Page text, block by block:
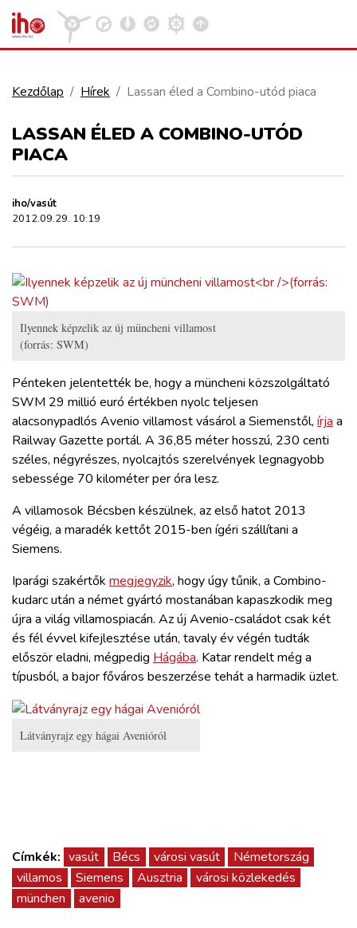
REPÜLÉS
ELLÁTÁSI LÁNC
HAJÓZÁS
BLOG
ARCHÍVUM
WEBSHOP
BELÉPÉS
REGISZTRÁCIÓ
Kezdőlap Hírek Lassan éled a Combino-utód piaca
LASSAN ÉLED A COMBINO-UTÓD
PIACA
iho/vasút
2012.09.29. 10:19
Ilyennek képzelik az új müncheni villamost
(forrás: SWM)
Pénteken jelentették be, hogy a müncheni közszolgáltató
SWM 29 millió euró értékben nyolc teljesen
alacsonypadlós Avenio villamost vásárol a Siemenstől, írja a
Railway Gazette portál. A 36,85 méter hosszú, 230 centi
széles, négyrészes, nyolcajtós szerelvények legnagyobb
sebessége 70 kilométer per óra lesz.
A villamosok Bécsben készülnek, az első hatot 2013
végéig, a maradék kettőt 2015-ben ígéri szállítani a
Siemens.
Iparági szakértők megjegyzik, hogy úgy tűnik, a Combino-
kudarc után a német gyártó mostanában kapaszkodik meg
újra a világ villamospiacán. Az új Avenio-családot csak két
és fél évvel kifejlesztése után, tavaly év végén tudták
először eladni, mégpedig Hágába. Katar rendelt még a
típusból, a bajor főváros beszerzése tehát a harmadik üzlet.
Látványrajz egy hágai Avenióról
Címkék: vasút Bécs városi vasút
Németország
villamos
Siemens Ausztria
városi közlekedés
münchen
avenio